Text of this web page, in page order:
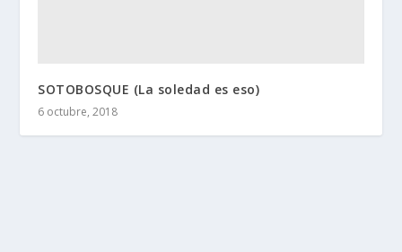
SOTOBOSQUE (La soledad es eso)
6 octubre, 2018